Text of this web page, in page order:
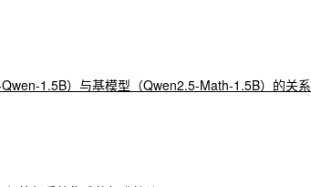
1.5B）与基模型（Qwen2.5-Math-1.5B）的关系